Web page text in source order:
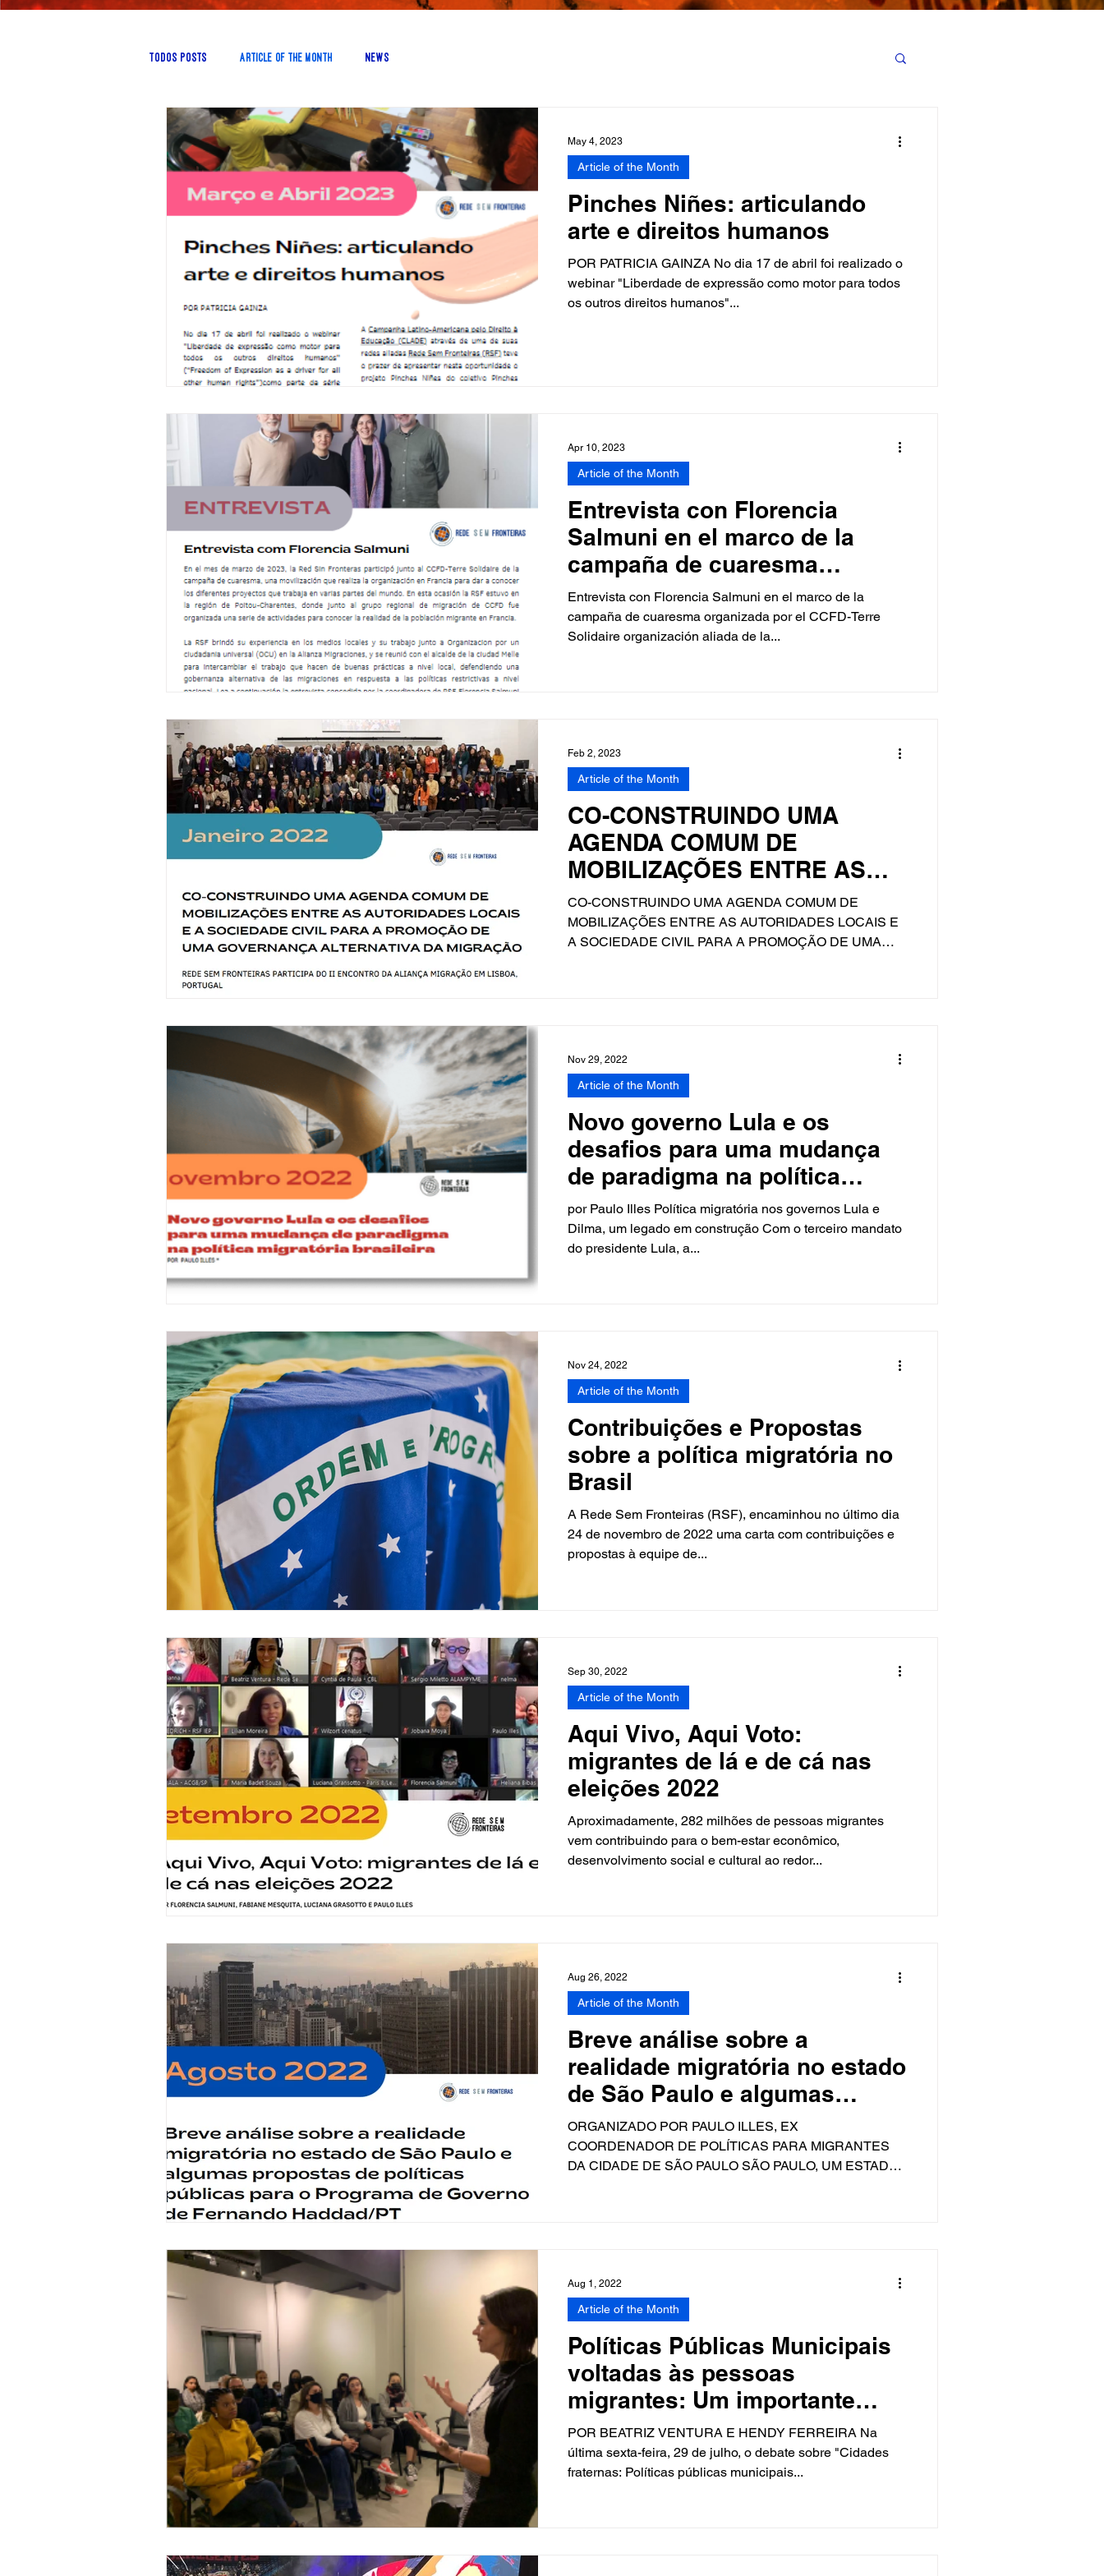
Todos posts Article of the Month News
Pinches Niñes: articulando
arte e direitos humanos
POR PATRICIA GAINZA No dia 17 de abril foi realizado o
webinar "Liberdade de expressão como motor para todos
os outros direitos humanos"...
Article of the Month
May 4, 2023
Entrevista con Florencia
Salmuni en el marco de la
campaña de cuaresma
organizada por el CCFD
Entrevista con Florencia Salmuni en el marco de la
campaña de cuaresma organizada por el CCFD-Terre
Solidaire organización aliada de la...
Article of the Month
Apr 10, 2023
CO-CONSTRUINDO UMA
AGENDA COMUM DE
MOBILIZAÇÕES ENTRE AS
AUTORIDADES LOCAIS E A
SOCIEDADE CIVIL
CO-CONSTRUINDO UMA AGENDA COMUM DE
MOBILIZAÇÕES ENTRE AS AUTORIDADES LOCAIS E
A SOCIEDADE CIVIL PARA A PROMOÇÃO DE UMA
Article of the Month
Feb 2, 2023
Novo governo Lula e os
desafios para uma mudança
de paradigma na política
migratória brasileira
por Paulo Illes Política migratória nos governos Lula e
Dilma, um legado em construção Com o terceiro mandato
do presidente Lula, a...
Article of the Month
Nov 29, 2022
Contribuições e Propostas
sobre a política migratória no
Brasil
A Rede Sem Fronteiras (RSF), encaminhou no último dia
24 de novembro de 2022 uma carta com contribuições e
propostas à equipe de...
Article of the Month
Nov 24, 2022
Aqui Vivo, Aqui Voto:
migrantes de lá e de cá nas
eleições 2022
Aproximadamente, 282 milhões de pessoas migrantes
vem contribuindo para o bem-estar econômico,
desenvolvimento social e cultural ao redor...
Article of the Month
Sep 30, 2022
Breve análise sobre a
realidade migratória no estado
de São Paulo e algumas
propostas de políticas
ORGANIZADO POR PAULO ILLES, EX
COORDENADOR DE POLÍTICAS PARA MIGRANTES
DA CIDADE DE SÃO PAULO SÃO PAULO, UM ESTADO
Article of the Month
Aug 26, 2022
Políticas Públicas Municipais
voltadas às pessoas
migrantes: Um importante
diálogo entre cidades
POR BEATRIZ VENTURA E HENDY FERREIRA Na
última sexta-feira, 29 de julho, o debate sobre "Cidades
fraternas: Políticas públicas municipais...
Article of the Month
Aug 1, 2022